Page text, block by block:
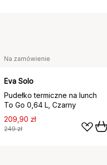
Na zamówienie
Eva Solo
Pudełko termiczne na lunch
To Go 0,64 L, Czarny
209,90 zł
249 zł